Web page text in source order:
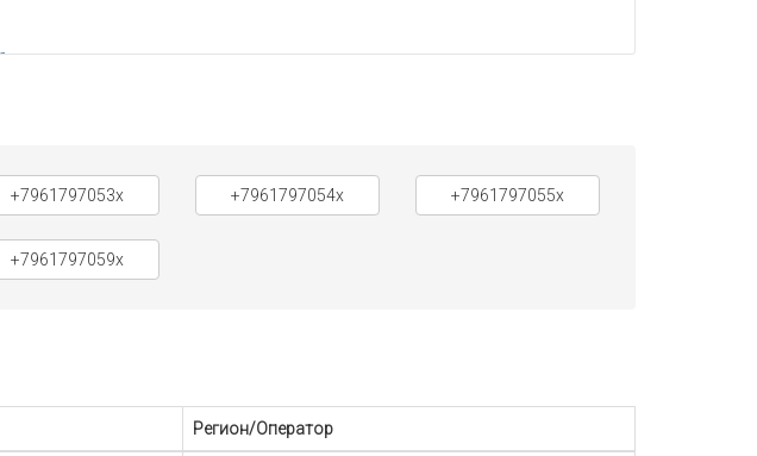
+7961797053x +7961797054x +7961797055x
+7961797059x
Регион/Оператор